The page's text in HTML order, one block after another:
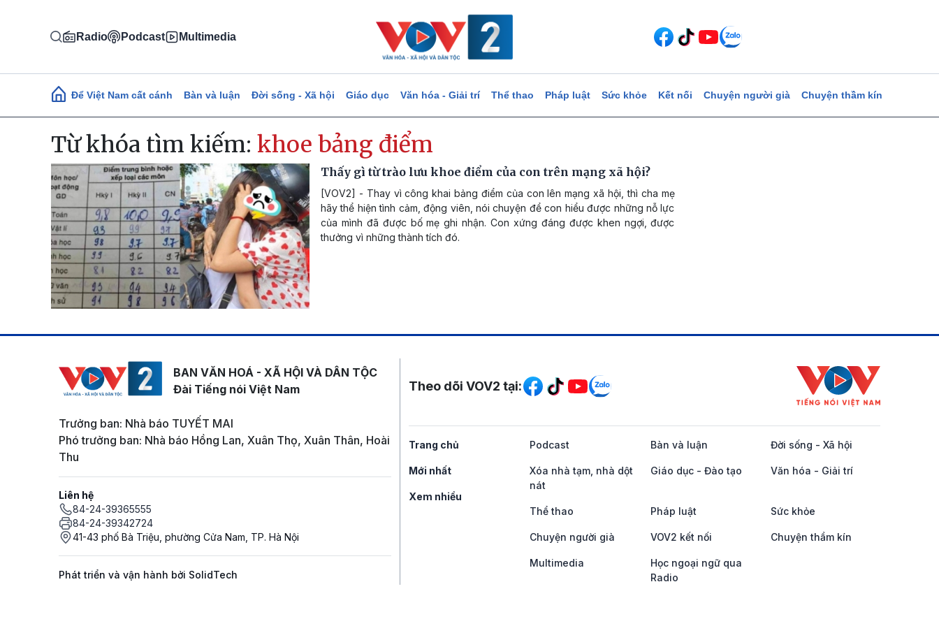
Radio Podcast Multimedia
Main navigation
Để Việt Nam cất cánh Bàn và luận Đời sống - Xã hội Giáo dục Văn hóa - Giải trí Thể thao Pháp luật Sức khỏe Kết nối Chuyện người già Chuyện thầm kín
Từ khóa tìm kiếm: khoe bảng điểm
Thấy gì từ trào lưu khoe điểm của con trên mạng xã hội?
[VOV2] - Thay vì công khai bảng điểm của con lên mạng xã hội, thì cha mẹ
hãy thể hiện tình cảm, động viên, nói chuyện để con hiểu được những nỗ lực
của mình đã được bố mẹ ghi nhận. Con xứng đáng được khen ngợi, được
thưởng vì những thành tích đó.
BAN VĂN HOÁ - XÃ HỘI VÀ DÂN TỘC
Đài Tiếng nói Việt Nam
Trưởng ban: Nhà báo TUYẾT MAI
Phó trưởng ban: Nhà báo Hồng Lan, Xuân Thọ, Xuân Thân, Hoài
Thu
Liên hệ
84-24-39365555
84-24-39342724
41-43 phố Bà Triệu, phường Cửa Nam, TP. Hà Nội
Phát triển và vận hành bởi SolidTech
Mạng xã hội
Theo dõi VOV2 tại:
Trang chủ
Mới nhất
Xem nhiều
Podcast Bàn và luận Đời sống - Xã hội
Xóa nhà tạm, nhà dột
nát
Giáo dục - Đào tạo Văn hóa - Giải trí
Thể thao Pháp luật Sức khỏe
Chuyện người già VOV2 kết nối Chuyện thầm kín
Multimedia
Học ngoại ngữ qua
Radio